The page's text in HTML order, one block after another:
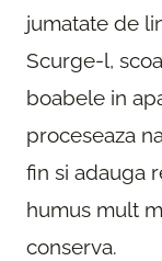
jumatate de
Scurge-l,
boabele in
proceseaza
fin si adauga
humus mult
conserva.